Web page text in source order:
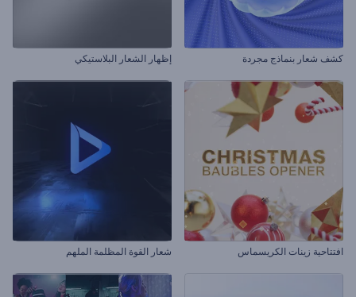
كشف شعار بنماذج مجردة إظهار الشعار البلاستيكي
افتتاحية زينات الكريسماس شعار القوة المظلمة الملهم